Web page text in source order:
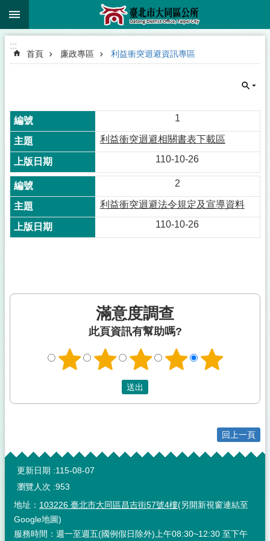
跳到主要內容區塊
:::
首頁 廉政專區 利益衝突迴避資訊專區
1
利益衝突迴避相關書表下載區
110-10-26
2
利益衝突迴避法令規定及宣導資料
110-10-26
滿意度調查
此頁資訊有幫助嗎?
回上一頁
:::
更新日期
115-08-07
瀏覽人次 953
地址： 103226 臺北市大同區昌吉街57號4樓(另開新視窗連結至
Google地圖)
服務時間：週一至週五(國例假日除外)上午08:30~12:30 至下午